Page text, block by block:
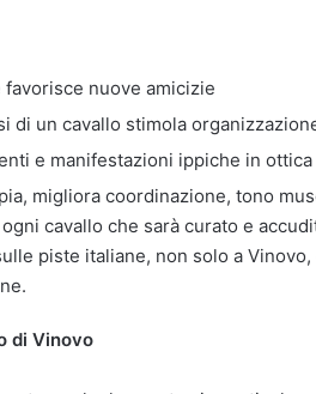
favorisce nuove amicizie
di un cavallo stimola
e manifestazioni ippiche in
migliora coordinazione, tono
cavallo che sarà curato e
piste italiane, non solo a
di Vinovo